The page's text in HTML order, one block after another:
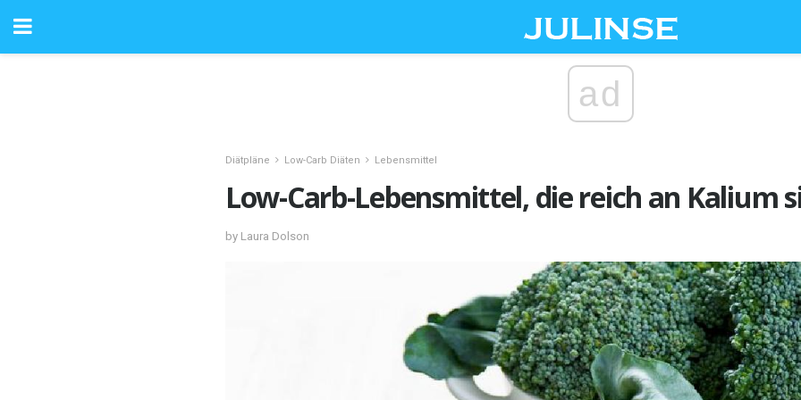
ad
Diätpläne Low-Carb Diäten Lebensmittel
Low-Carb-Lebensmittel, die reich an Kalium
by Laura Dolson